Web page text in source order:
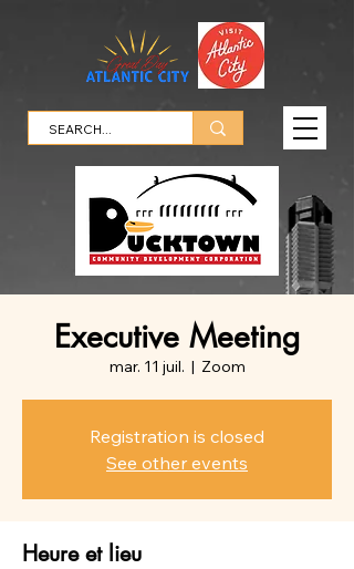
Executive Meeting
mar. 11 juil.
  |
Zoom
Registration is closed
See other events
Heure et lieu